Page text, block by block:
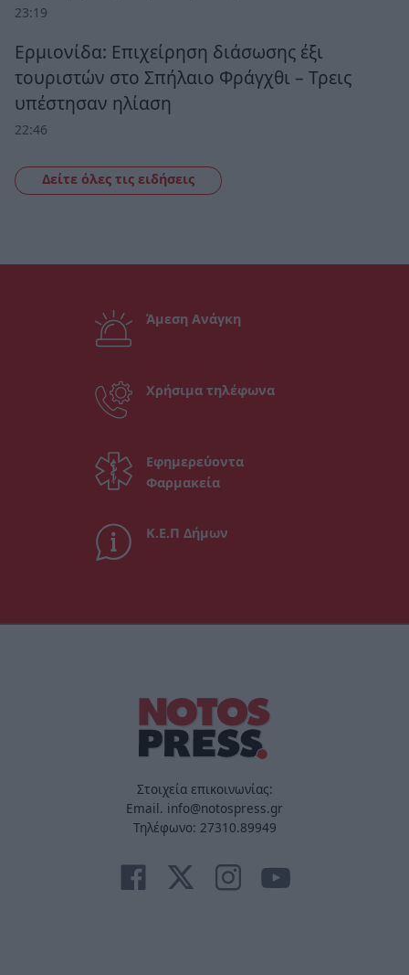
23:19
Ερμιονίδα: Επιχείρηση διάσωσης έξι
τουριστών στο Σπήλαιο Φράγχθι – Τρεις
υπέστησαν ηλίαση
22:46
Δείτε όλες τις ειδήσεις
Άμεση Ανάγκη
Χρήσιμα τηλέφωνα
Εφημερεύοντα
Φαρμακεία
Κ.Ε.Π Δήμων
Στοιχεία επικοινωνίας:
Email. info@notospress.gr
Τηλέφωνο: 27310.89949